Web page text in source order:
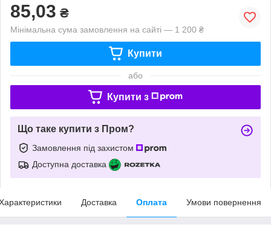
85,03 ₴
Мінімальна сума замовлення на сайті — 1 200 ₴
Купити
або
Купити з
Що таке купити з Пром?
Замовлення під захистом
Доступна доставка
Доставка Оплата Умови повернення